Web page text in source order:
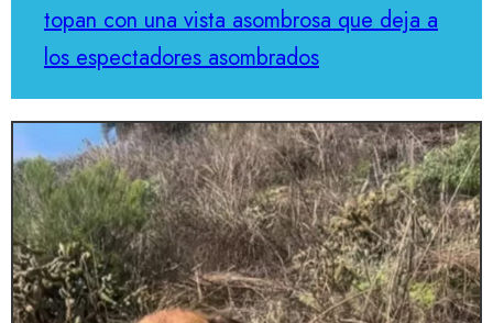
topan con una vista asombrosa que deja a
los espectadores asombrados